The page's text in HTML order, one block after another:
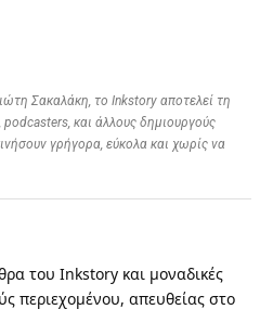
Σακαλάκη, το Inkstory αποτελεί τη
και άλλους δημιουργούς
γρήγορα, εύκολα και χωρίς να
του Inkstory και μοναδικές
περιεχομένου, απευθείας στο